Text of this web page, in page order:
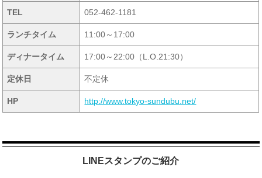
TEL 052-462-1181
ランチタイム 11:00～17:00
ディナータイム 17:00～22:00（L.O.21:30）
定休日 不定休
HP http://www.tokyo-sundubu.net/
LINEスタンプのご紹介